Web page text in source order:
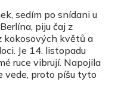
sedím po snídani u
piju čaj z
kokosových květů a
Je 14. listopadu
ruce vibrují. Napojila
vede, proto píšu tyto